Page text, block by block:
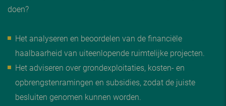
doen?
Het analyseren en beoordelen van de financiële
haalbaarheid van uiteenlopende ruimtelijke projecten.
Het adviseren over grondexploitaties, kosten- en
opbrengstenramingen en subsidies, zodat de juiste
besluiten genomen kunnen worden.